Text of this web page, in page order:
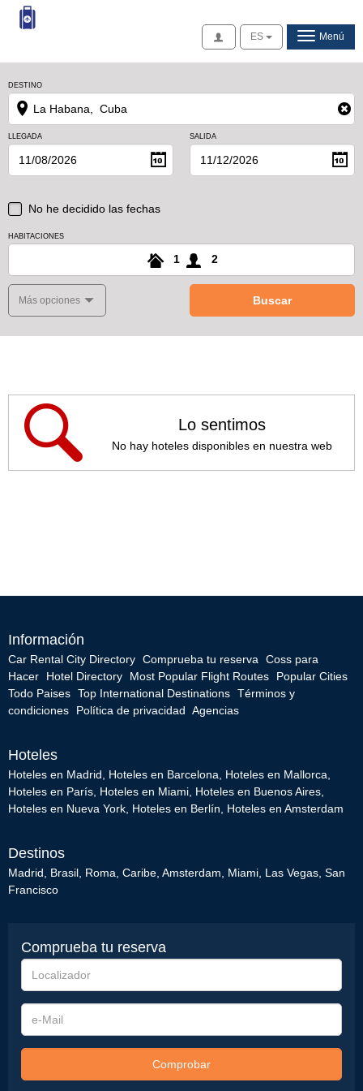
AccesoES Menú
DESTINO
LLEGADA SALIDA
No he decidido las fechas
HABITACIONES
1 2
Más opciones Buscar
Lo sentimos
No hay hoteles disponibles en nuestra web
Información
Car Rental City Directory Comprueba tu reserva
Coss para
Hacer
Hotel Directory Most Popular Flight Routes
Popular Cities
Todo Paises Top International Destinations Términos y
condiciones
Política de privacidad Agencias
Hoteles
Hoteles en Madrid Hoteles en Barcelona Hoteles en Mallorca
Hoteles en París Hoteles en Miami Hoteles en Buenos Aires
Hoteles en Nueva York Hoteles en Berlín Hoteles en Amsterdam
Destinos
Madrid Brasil Roma Caribe Amsterdam Miami Las Vegas San
Francisco
Comprueba tu reserva
Localizador
e-
Mail
Comprobar